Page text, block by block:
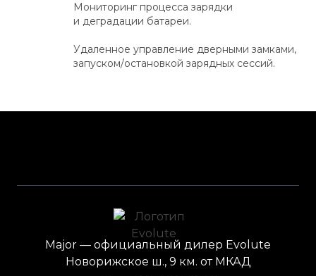
Мониторинг процесса зарядки
и деградации батареи.
Удаленное управление дверными замками,
запуском/остановкой зарядных сессий.
Major — официальный дилер Evolute
Новорижское ш., 9 км. от МКАД